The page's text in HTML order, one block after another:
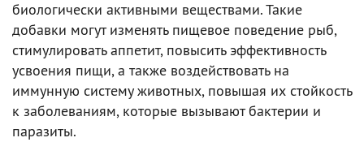
биологически активными веществами. Такие
добавки могут изменять пищевое поведение рыб,
стимулировать аппетит, повысить эффективность
усвоения пищи, а также воздействовать на
иммунную систему животных, повышая их стойкость
к заболеваниям, которые вызывают бактерии и
паразиты.